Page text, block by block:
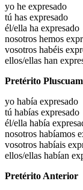
yo he expresado
tú has expresado
él/ella ha expresado
nosotros hemos
vosotros habéis
ellos/ellas han
Pretérito
yo había expresado
tú habías expresado
él/ella había
nosotros habíamos
vosotros habíais
ellos/ellas habían
Pretérito Anterior